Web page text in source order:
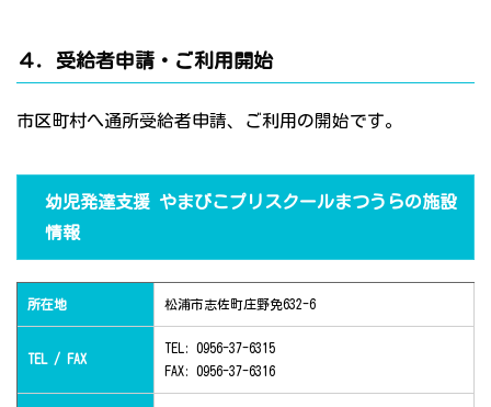
４．受給者申請・ご利用開始
市区町村へ通所受給者申請、ご利用の開始です。
幼児発達支援 やまびこプリスクールまつうらの施設
情報
所在地 松浦市志佐町庄野免632-6
TEL / FAX
TEL: 0956-37-6315
FAX: 0956-37-6316